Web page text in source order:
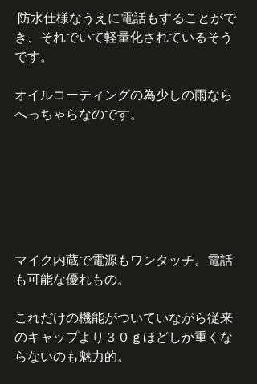
き、それでいて軽量化されているそう
です。
オイルコーティングの為少しの雨なら
へっちゃらなのです。
マイク内蔵で電源もワンタッチ。電話
も可能な優れもの。
これだけの機能がついていながら従来
のキャップより３０ｇほどしか重くな
らないのも魅力的。